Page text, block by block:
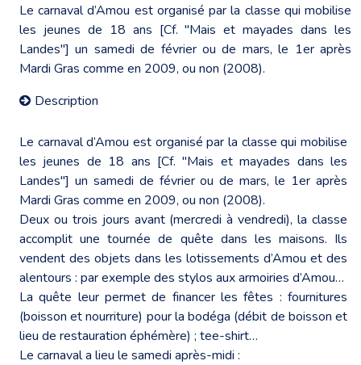
Le carnaval d’Amou est organisé par la classe qui mobilise
les jeunes de 18 ans [Cf. "Mais et mayades dans les
Landes"] un samedi de février ou de mars, le 1er après
Mardi Gras comme en 2009, ou non (2008).
Description
Le carnaval d’Amou est organisé par la classe qui mobilise
les jeunes de 18 ans [Cf. "Mais et mayades dans les
Landes"] un samedi de février ou de mars, le 1er après
Mardi Gras comme en 2009, ou non (2008).
Deux ou trois jours avant (mercredi à vendredi), la classe
accomplit une tournée de quête dans les maisons. Ils
vendent des objets dans les lotissements d’Amou et des
alentours : par exemple des stylos aux armoiries d’Amou…
La quête leur permet de financer les fêtes : fournitures
(boisson et nourriture) pour la bodéga (débit de boisson et
lieu de restauration éphémère) ; tee-shirt…
Le carnaval a lieu le samedi après-midi :